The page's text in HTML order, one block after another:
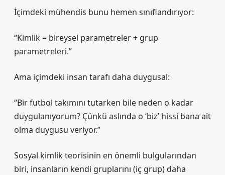
İçimdeki mühendis bunu hemen sınıflandırıyor:
“Kimlik = bireysel parametreler + grup
parametreleri.”
Ama içimdeki insan tarafı daha duygusal:
“Bir futbol takımını tutarken bile neden o kadar
duygulanıyorum? Çünkü aslında o ‘biz’ hissi bana ait
olma duygusu veriyor.”
Sosyal kimlik teorisinin en önemli bulgularından
biri, insanların kendi gruplarını (iç grup) daha